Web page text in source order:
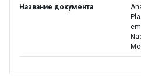
Название документа